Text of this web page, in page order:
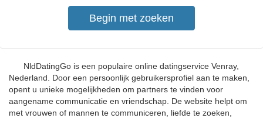
NldDatingGo is een populaire online datingservice Venray,
Nederland. Door een persoonlijk gebruikersprofiel aan te maken,
opent u unieke mogelijkheden om partners te vinden voor
aangename communicatie en vriendschap. De website helpt om
met vrouwen of mannen te communiceren, liefde te zoeken,